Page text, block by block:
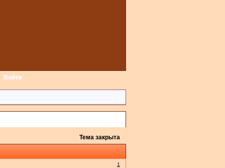
Войти
Тема закрыта
1